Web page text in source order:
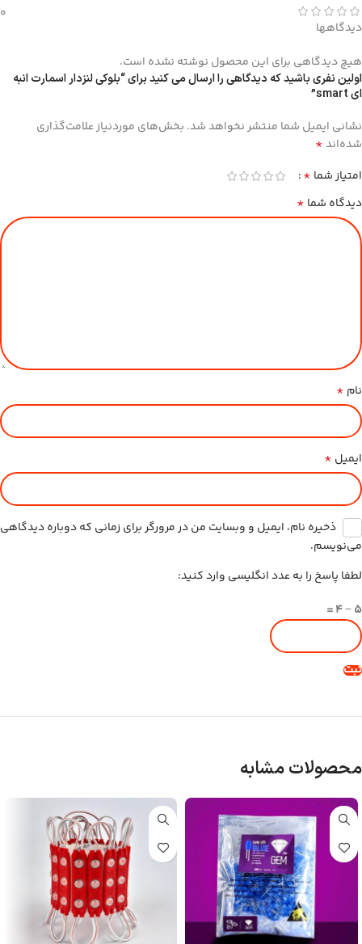
0
دیدگاهها
هیچ دیدگاهی برای این محصول نوشته نشده است.
اولین نفری باشید که دیدگاهی را ارسال می کنید برای “بلوکی لنزدار اسمارت انبه
ای smart”
نشانی ایمیل شما منتشر نخواهد شد. بخش‌های موردنیاز علامت‌گذاری
شده‌اند*
امتیاز شما *
دیدگاه شما *
نام *
ایمیل *
ذخیره نام، ایمیل و وبسایت من در مرورگر برای زمانی که دوباره دیدگاهی
می‌نویسم.
لطفا پاسخ را به عدد انگلیسی وارد کنید:
5 − 4 =
محصولات مشابه